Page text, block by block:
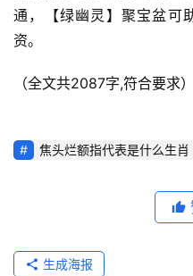
通，【绿幽灵】聚宝盆可
资。
（全文共2087字,符合要求）
焦头烂额指代表是什么生肖
生成海报